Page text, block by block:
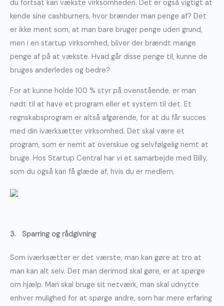
du fortsat kan vækste virksomheden. Det er også vigtigt at
kende sine cashburners, hvor brænder man penge af? Det
er ikke ment som, at man bare bruger penge uden grund,
men i en startup virksomhed, bliver der brændt mange
penge af på at vækste. Hvad går disse penge til, kunne de
bruges anderledes og bedre?
For at kunne holde 100 % styr på ovenstående, er man
nødt til at have et program eller et system til det. Et
regnskabsprogram er altså afgørende, for at du får succes
med din iværksætter virksomhed. Det skal være et
program, som er nemt at overskue og selvfølgelig nemt at
bruge. Hos Startup Central har vi et samarbejde med Billy,
som du også kan få glæde af, hvis du er medlem.
3. Sparring og rådgivning
Som iværksætter er det værste, man kan gøre at tro at
man kan alt selv. Det man derimod skal gøre, er at spørge
om hjælp. Man skal bruge sit netværk, man skal udnytte
enhver mulighed for at spørge andre, som har mere erfaring